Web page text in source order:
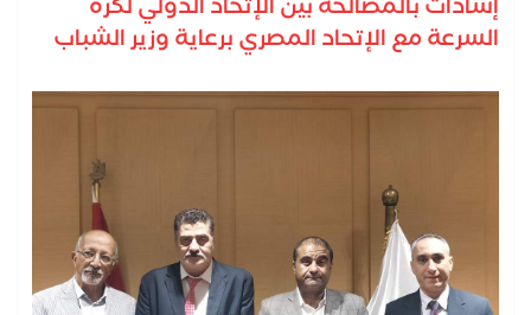
إشادات بالمصالحة بين الإتحاد الدولي لكرة
السرعة مع الإتحاد المصري برعاية وزير الشباب